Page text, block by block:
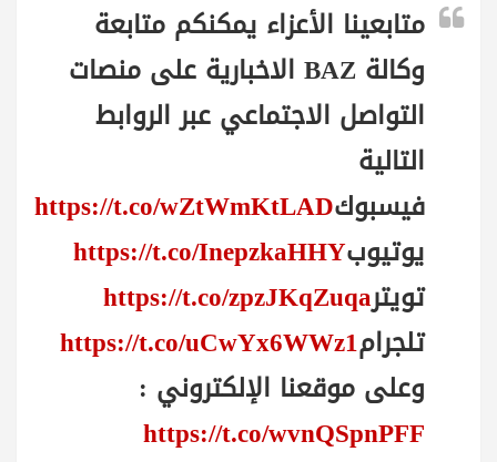
متابعينا الأعزاء يمكنكم متابعة
وكالة BAZ الاخبارية على منصات
التواصل الاجتماعي عبر الروابط
التالية
فيسبوكhttps://t.co/wZtWmKtLAD
يوتيوبhttps://t.co/InepzkaHHY
تويترhttps://t.co/zpzJKqZuqa
تلجرامhttps://t.co/uCwYx6WWz1
وعلى موقعنا الإلكتروني :
https://t.co/wvnQSpnPFF